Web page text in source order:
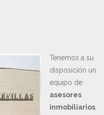
Tenemos a su
disposición un
equipo de
asesores
inmobiliarios,